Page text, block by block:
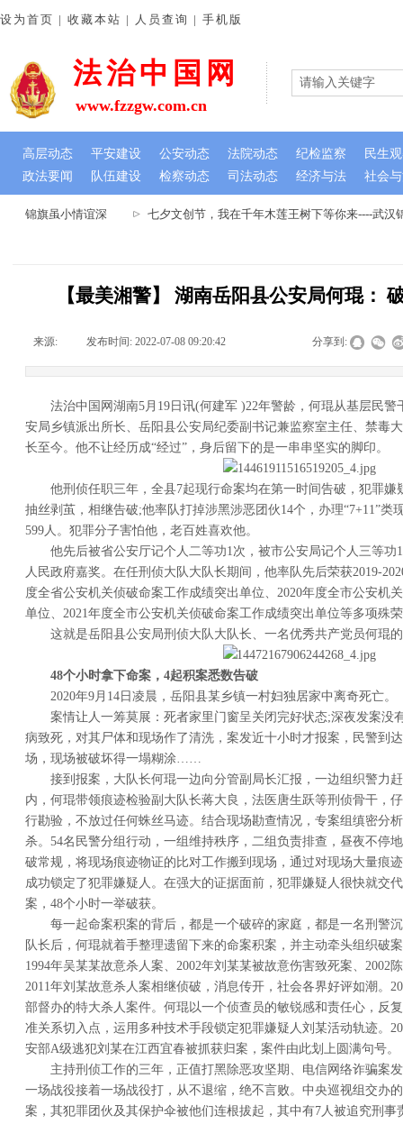
锦旗虽小情谊深 七夕文创节，我在千年木莲王树下等你来----武汉
法治中国网
政法要闻 队伍建设 检察动态 司法动态 经济与法 社会
设为首页 | 收藏本站 | 人员查询 | 手机版
www.fzzgw.com.cn
高层动态 平安建设 公安动态 法院动态 纪检监察 民生
【最美湘警】 湖南岳阳县公安局何琨：
来源: 发布时间: 2022-07-08 09:20:42 分享到:
法治中国网湖南5月19日讯(何建军 )22年警龄，何琨从基层民
安局乡镇派出所长、岳阳县公安局纪委副书记兼监察室主任、禁毒
长至今。他不让经历成“经过”，身后留下的是一串串坚实的脚印。
他刑侦任职三年，全县7起现行命案均在第一时间告破，犯罪嫌
抽丝剥茧，相继告破;他率队打掉涉黑涉恶团伙14个，办理“7+11”类
599人。犯罪分子害怕他，老百姓喜欢他。
他先后被省公安厅记个人二等功1次，被市公安局记个人三等功
人民政府嘉奖。在任刑侦大队大队长期间，他率队先后荣获2019-
度全省公安机关侦破命案工作成绩突出单位、2020年度全市公安机
单位、2021年度全市公安机关侦破命案工作成绩突出单位等多项殊
这就是岳阳县公安局刑侦大队大队长、一名优秀共产党员何琨
48个小时拿下命案，4起积案悉数告破
2020年9月14日凌晨，岳阳县某乡镇一村妇独居家中离奇死亡。
案情让人一筹莫展：死者家里门窗呈关闭完好状态;深夜发案没
病致死，对其尸体和现场作了清洗，案发近十小时才报案，民警到
场，现场被破坏得一塌糊涂……
接到报案，大队长何琨一边向分管副局长汇报，一边组织警力
内，何琨带领痕迹检验副大队长蒋大良，法医唐生跃等刑侦骨干，
行勘验，不放过任何蛛丝马迹。结合现场勘查情况，专案组缜密分
杀。54名民警分组行动，一组维持秩序，二组负责排查，昼夜不停
破常规，将现场痕迹物证的比对工作搬到现场，通过对现场大量痕
成功锁定了犯罪嫌疑人。在强大的证据面前，犯罪嫌疑人很快就交
案，48个小时一举破获。
每一起命案积案的背后，都是一个破碎的家庭，都是一名刑警
队长后，何琨就着手整理遗留下来的命案积案，并主动牵头组织破
1994年吴某某故意杀人案、2002年刘某某被故意伤害致死案、2002
2011年刘某故意杀人案相继侦破，消息传开，社会各界好评如潮。
部督办的特大杀人案件。何琨以一个侦查员的敏锐感和责任心，反
准关系切入点，运用多种技术手段锁定犯罪嫌疑人刘某活动轨迹。
安部A级逃犯刘某在江西宜春被抓获归案，案件由此划上圆满句号。
主持刑侦工作的三年，正值打黑除恶攻坚期、电信网络诈骗案
一场战役接着一场战役打，从不退缩，绝不言败。中央巡视组交办
案，其犯罪团伙及其保护伞被他们连根拔起，其中有7人被追究刑事